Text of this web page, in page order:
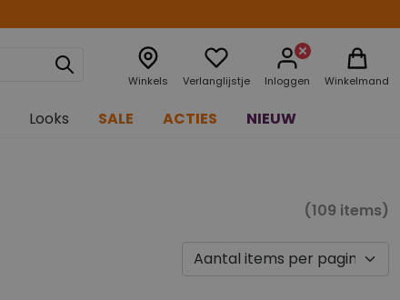
Winkels Verlanglijstje Inloggen Winkelmand
Looks SALE ACTIES NIEUW
(109 items)